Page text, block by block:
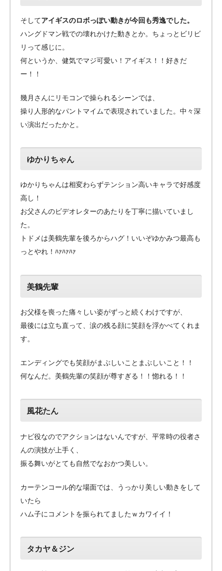
そしてアイギスのロボっぽい動きが今回も秀逸でした。
ハングドマン戦での壊れかけた動きとか。ちょっとビリビ
リって感じに。
何というか、健気でマジ可愛い！アイギス！！好きだ
ー！！
幾月さんにリモコンで操られるシーンでは、
操り人形的なパントマイムで表現されていました。中々深
い演出だったかと。
ゆかりちゃん
ゆかりちゃんは相変わらずテンション高いキャラで好感度
高し！
お父さんのビデオレターのあたりを丁寧に描いていまし
た。
トドメは美鶴先輩を後ろからハグ！いいぞゆかみつ最高も
っとやれ！ﾊｧﾊｧﾊｧ
美鶴先輩
お父様を喪った痛々しい姿がずっと続くわけですが、
最後には立ち直って、涙の残る顔に笑顔を浮かべてくれま
す。
エンディングでも笑顔がまぶしいことまぶしいこと！！
何なんだ。美鶴先輩の笑顔が尊すぎる！！惚れる！！
風花たん
ナビ役なのでアクションはないんですが、平常時の役者さ
んの演技が上手く、
振る舞いがとても自然でなおかつ美しい。
カーテンコール的な場面では、うっかり美しい動きをして
いたら
ハム子にコメントを振られてましたｗカワイイ！
タカヤ＆ジン